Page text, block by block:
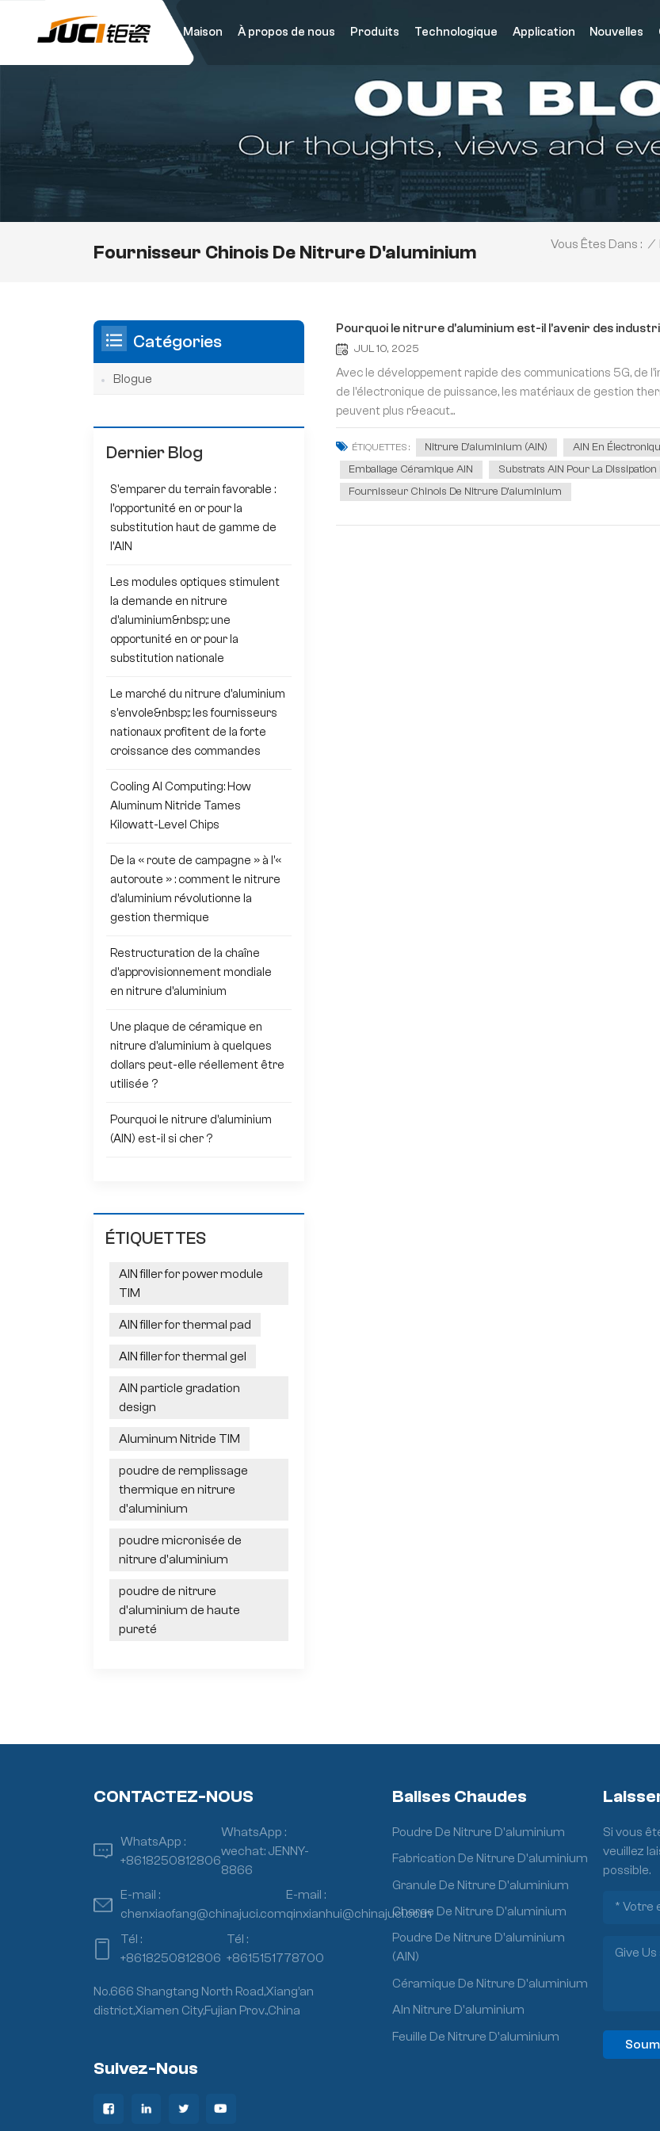
Maison À propos de nous Produits Technologique Application Nouvelles
Fournisseur Chinois De Nitrure D'aluminium Vous Êtes Dans : /
Pourquoi le nitrure d’aluminium est-il l’avenir des
JUL 10, 2025
Avec le développement rapide des communications 5G, de
de l'électronique de puissance, les matériaux de gestion
peuvent plus r&eacut...
ÉTIQUETTES : Nitrure D'aluminium (AlN) AlN En
Emballage Céramique AlN
Substrats AlN Pour La Dissipation
Fournisseur Chinois De Nitrure D'aluminium
Catégories
Blogue
Dernier Blog
S'emparer du terrain favorable :
l'opportunité en or pour la
substitution haut de gamme de
l'AlN
Les modules optiques stimulent
la demande en nitrure
d'aluminium&nbsp;: une
opportunité en or pour la
substitution nationale
Le marché du nitrure d'aluminium
s'envole&nbsp;: les fournisseurs
nationaux profitent de la forte
croissance des commandes
Cooling AI Computing: How
Aluminum Nitride Tames
Kilowatt-Level Chips
De la « route de campagne » à l'«
autoroute » : comment le nitrure
d'aluminium révolutionne la
gestion thermique
Restructuration de la chaîne
d'approvisionnement mondiale
en nitrure d'aluminium
Une plaque de céramique en
nitrure d'aluminium à quelques
dollars peut-elle réellement être
utilisée ?
Pourquoi le nitrure d'aluminium
(AlN) est-il si cher ?
ÉTIQUETTES
AlN filler for power module
TIM
AlN filler for thermal pad
AlN filler for thermal gel
AlN particle gradation
design
Aluminum Nitride TIM
poudre de remplissage
thermique en nitrure
d'aluminium
poudre micronisée de
nitrure d'aluminium
poudre de nitrure
d'aluminium de haute
pureté
CONTACTEZ-NOUS
WhatsApp :
+8618250812806
WhatsApp :
wechat: JENNY-
8866
E-mail :
chenxiaofang@chinajuci.com
E-mail :
qinxianhui@chinajuci.com
Tél :
+8618250812806
Tél :
+8615151778700
No.666 Shangtang North Road,Xiang’an
district,Xiamen City,Fujian Prov.,China
Suivez-Nous
Balises Chaudes
Poudre De Nitrure D'aluminium
Fabrication De Nitrure D'aluminium
Granule De Nitrure D'aluminium
Charge De Nitrure D'aluminium
Poudre De Nitrure D'aluminium
(AlN)
Céramique De Nitrure D'aluminium
Aln Nitrure D'aluminium
Feuille De Nitrure D'aluminium
Si vous
veuillez
possible.